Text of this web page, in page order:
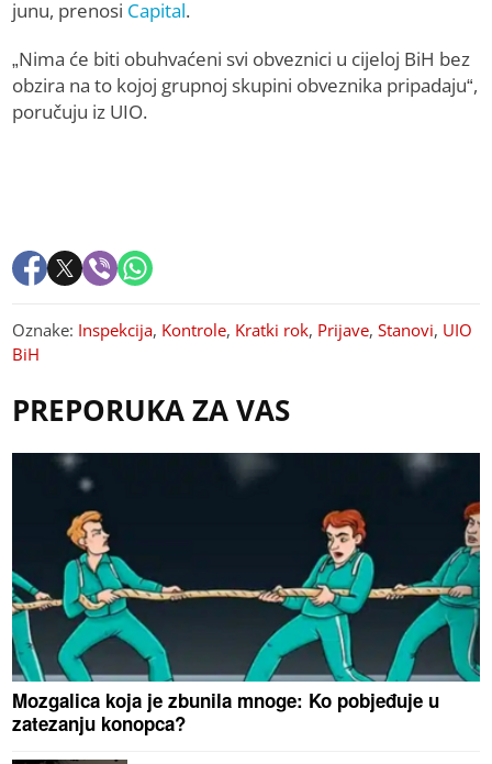
junu, prenosi Capital.
„Nima će biti obuhvaćeni svi obveznici u cijeloj BiH bez
obzira na to kojoj grupnoj skupini obveznika pripadaju“,
poručuju iz UIO.
Oznake: Inspekcija, Kontrole, Kratki rok, Prijave,Stanovi, UIO
BiH
PREPORUKA ZA VAS
Mozgalica koja je zbunila mnoge: Ko pobjeđuje u
zatezanju konopca?